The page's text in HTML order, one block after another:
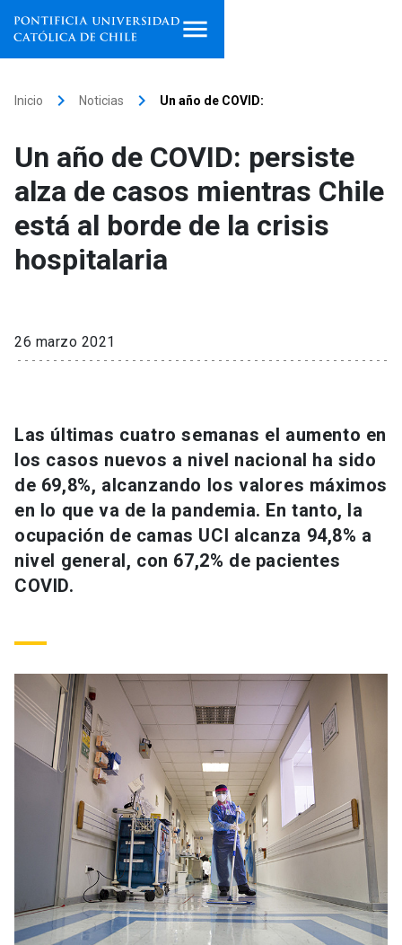
Facultades, escuelas e
institutos
Investigación
Información para keyboard_arrow_down
Futuros estudiantes
Estudiantes
Académicos
Personal
Alumni launch
Padres y familia
Vecinos launch
Go to english site launch
ACCESOS DIRECTOS
Admisión
Mi Portal UC
Medios Biblioteca
Donaciones launch
Inicio keyboard_arrow_right Noticias keyboard_arrow_right Un año de COVID:
Un año de COVID: persiste
alza de casos mientras Chile
está al borde de la crisis
hospitalaria
26 marzo 2021
Las últimas cuatro semanas el aumento en
los casos nuevos a nivel nacional ha sido
de 69,8%, alcanzando los valores máximos
en lo que va de la pandemia. En tanto, la
ocupación de camas UCI alcanza 94,8% a
nivel general, con 67,2% de pacientes
COVID.